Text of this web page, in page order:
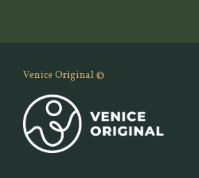
Venice Original ©